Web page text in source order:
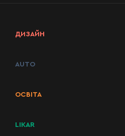
ДИЗАЙН
AUTO
ОСВІТА
LIKAR